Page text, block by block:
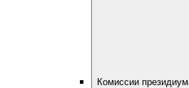
Комиссии